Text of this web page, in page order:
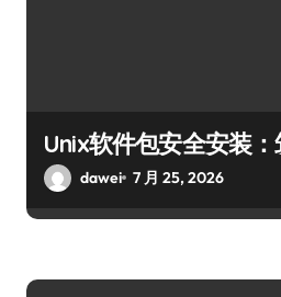
Unix软件包安全安装
dawei 7 月 25, 2026